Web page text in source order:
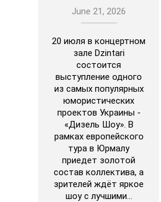
June 21, 2026
20 июля в концертном
зале Dzintari
состоится
выступление одного
из самых популярных
юмористических
проектов Украины -
«Дизель Шоу». В
рамках европейского
тура в Юрмалу
приедет золотой
состав коллектива, а
зрителей ждёт яркое
шоу с лучшими…